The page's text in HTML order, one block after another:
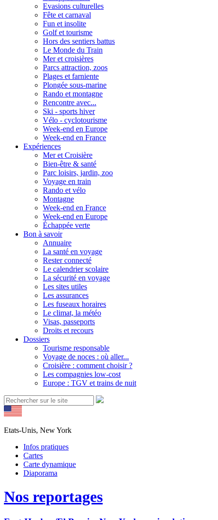
Evasions culturelles
Fête et carnaval
Fun et insolite
Golf et tourisme
Hors des sentiers battus
Le Monde du Train
Mer et croisières
Parcs attraction, zoos
Plages et farniente
Plongée sous-marine
Rando et montagne
Rencontre avec...
Ski - sports hiver
Vélo - cyclotourisme
Week-end en Europe
Week-end en France
Expériences
Mer et Croisière
Bien-être & santé
Parc loisirs, jardin, zoo
Voyage en train
Rando et vélo
Montagne
Week-end en France
Week-end en Europe
Échappée verte
Bon à savoir
Annuaire
La santé en voyage
Rester connecté
Le calendrier scolaire
La sécurité en voyage
Les sites utiles
Les assurances
Les fuseaux horaires
Le climat, la météo
Visas, passeports
Droits et recours
Dossiers
Tourisme responsable
Voyage de noces : où aller...
Croisière : comment choisir ?
Les compagnies low-cost
Europe : TGV et trains de nuit
Etats-Unis, New York
Infos pratiques
Cartes
Carte dynamique
Diaporama
Nos reportages